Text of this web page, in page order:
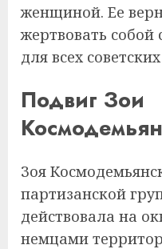
женщиной. Ее
жертвовать
для всех
Подвиг Зои
Зоя
партизанской
действовала на
немцами